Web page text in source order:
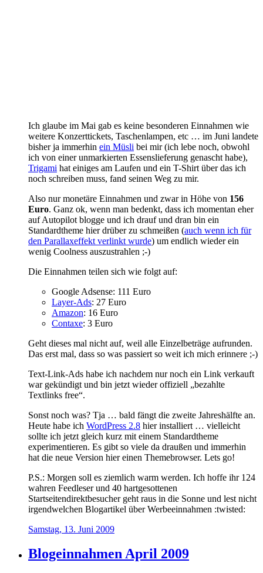
Ich glaube im Mai gab es keine besonderen Einnahmen wie
weitere Konzerttickets, Taschenlampen, etc … im Juni landete
bisher ja immerhin ein Müsli bei mir (ich lebe noch, obwohl
ich von einer unmarkierten Essenslieferung genascht habe),
Trigami hat einiges am Laufen und ein T-Shirt über das ich
noch schreiben muss, fand seinen Weg zu mir.
Also nur monetäre Einnahmen und zwar in Höhe von 156
Euro. Ganz ok, wenn man bedenkt, dass ich momentan eher
auf Autopilot blogge und ich drauf und dran bin ein
Standardtheme hier drüber zu schmeißen (auch wenn ich für
den Parallaxeffekt verlinkt wurde) um endlich wieder ein
wenig Coolness auszustrahlen ;-)
Die Einnahmen teilen sich wie folgt auf:
Google Adsense: 111 Euro
Layer-Ads: 27 Euro
Amazon: 16 Euro
Contaxe: 3 Euro
Geht dieses mal nicht auf, weil alle Einzelbeträge aufrunden.
Das erst mal, dass so was passiert so weit ich mich erinnere ;-)
Text-Link-Ads habe ich nachdem nur noch ein Link verkauft
war gekündigt und bin jetzt wieder offiziell „bezahlte
Textlinks free“.
Sonst noch was? Tja … bald fängt die zweite Jahreshälfte an.
Heute habe ich WordPress 2.8 hier installiert … vielleicht
sollte ich jetzt gleich kurz mit einem Standardtheme
experimentieren. Es gibt so viele da draußen und immerhin
hat die neue Version hier einen Themebrowser. Lets go!
P.S.: Morgen soll es ziemlich warm werden. Ich hoffe ihr 124
wahren Feedleser und 40 hartgesottenen
Startseitendirektbesucher geht raus in die Sonne und lest nicht
irgendwelchen Blogartikel über Werbeeinnahmen :twisted:
Samstag, 13. Juni 2009
Blogeinnahmen April 2009